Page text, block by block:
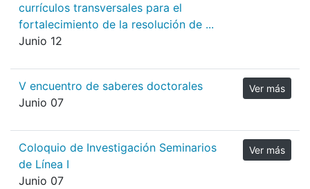
currículos transversales para el
fortalecimiento de la resolución de ...
Junio 12
V encuentro de saberes doctorales
Junio 07
Ver más
Coloquio de Investigación Seminarios
de Línea I
Junio 07
Ver más